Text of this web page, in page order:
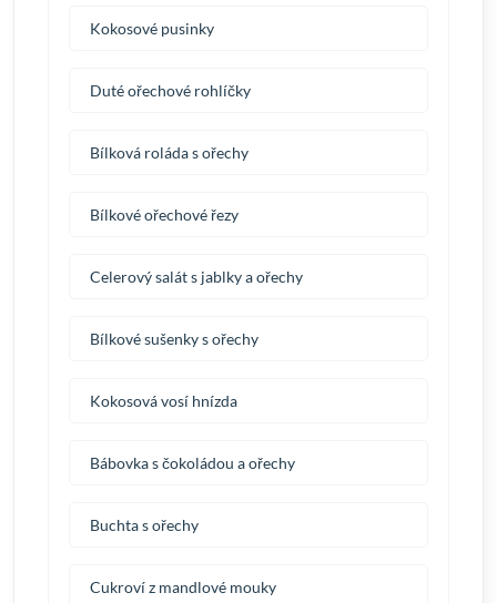
Kokosové pusinky
Duté ořechové rohlíčky
Bílková roláda s ořechy
Bílkové ořechové řezy
Celerový salát s jablky a ořechy
Bílkové sušenky s ořechy
Kokosová vosí hnízda
Bábovka s čokoládou a ořechy
Buchta s ořechy
Cukroví z mandlové mouky